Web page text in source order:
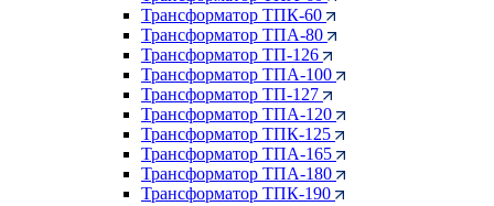
Трансформатор ТПК-60
Трансформатор ТПА-80
Трансформатор ТП-126
Трансформатор ТПА-100
Трансформатор ТП-127
Трансформатор ТПА-120
Трансформатор ТПК-125
Трансформатор ТПА-165
Трансформатор ТПА-180
Трансформатор ТПК-190